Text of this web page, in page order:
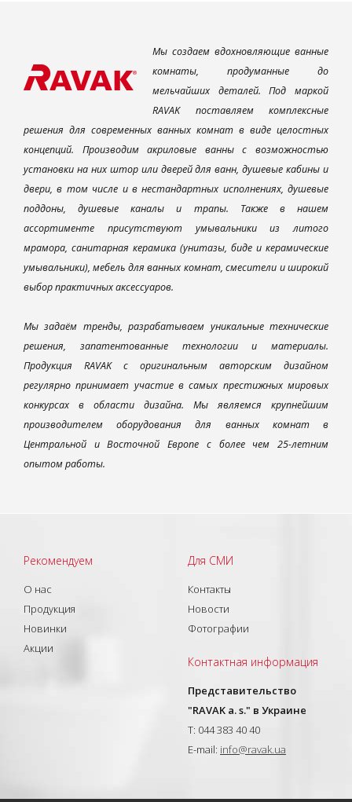
Мы создаем вдохновляющие ванные
комнаты, продуманные до
мельчайших деталей. Под маркой
RAVAK поставляем комплексные
решения для современных ванных комнат в виде целостных
концепций. Производим акриловые ванны с возможностью
установки на них штор или дверей для ванн, душевые кабины и
двери, в том числе и в нестандартных исполнениях, душевые
поддоны, душевые каналы и трапы. Также в нашем
ассортименте присутствуют умывальники из литого
мрамора, санитарная керамика (унитазы, биде и керамические
умывальники), мебель для ванных комнат, смесители и широкий
выбор практичных аксессуаров.
Мы задаём тренды, разрабатываем уникальные технические
решения, запатентованные технологии и материалы.
Продукция RAVAK с оригинальным авторским дизайном
регулярно принимает участие в самых престижных мировых
конкурсах в области дизайна. Мы являемся крупнейшим
производителем оборудования для ванных комнат в
Центральной и Восточной Европе с более чем 25-летним
опытом работы.
Рекомендуем
О нас
Продукция
Новинки
Акции
Для СМИ
Контакты
Новости
Фотографии
Контактная информация
Представительство
"RAVAK a. s." в Украине
T: 044 383 40 40
E-mail: info@ravak.ua